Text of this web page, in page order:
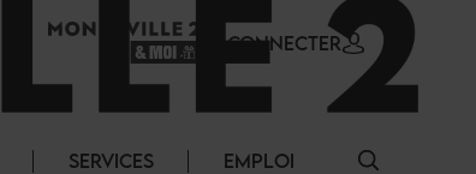
SE CONNECTER
SERVICES EMPLOI